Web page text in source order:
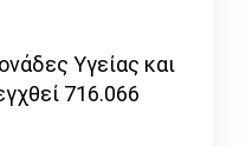
Υγείας και
716.066